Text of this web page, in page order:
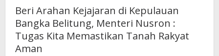
di
Kepulauan
Bangka
Beri Arahan Kejajaran di Kepulauan
Bangka Belitung, Menteri Nusron :
Tugas Kita Memastikan Tanah Rakyat
Aman